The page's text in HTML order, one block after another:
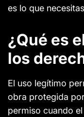
es lo que
¿Qué es
los
El uso legítimo
obra protegida
permiso cuando